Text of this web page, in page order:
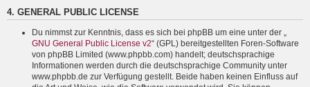
4. GENERAL PUBLIC LICENSE
Du nimmst zur Kenntnis, dass es sich bei phpBB um eine unter der „
GNU General Public License v2“ (GPL) bereitgestellten Foren-Software
von phpBB Limited (www.phpbb.com) handelt; deutschsprachige
Informationen werden durch die deutschsprachige Community unter
www.phpbb.de zur Verfügung gestellt. Beide haben keinen Einfluss auf